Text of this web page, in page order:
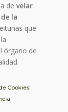
develar
la
que
órgano de
Cookies